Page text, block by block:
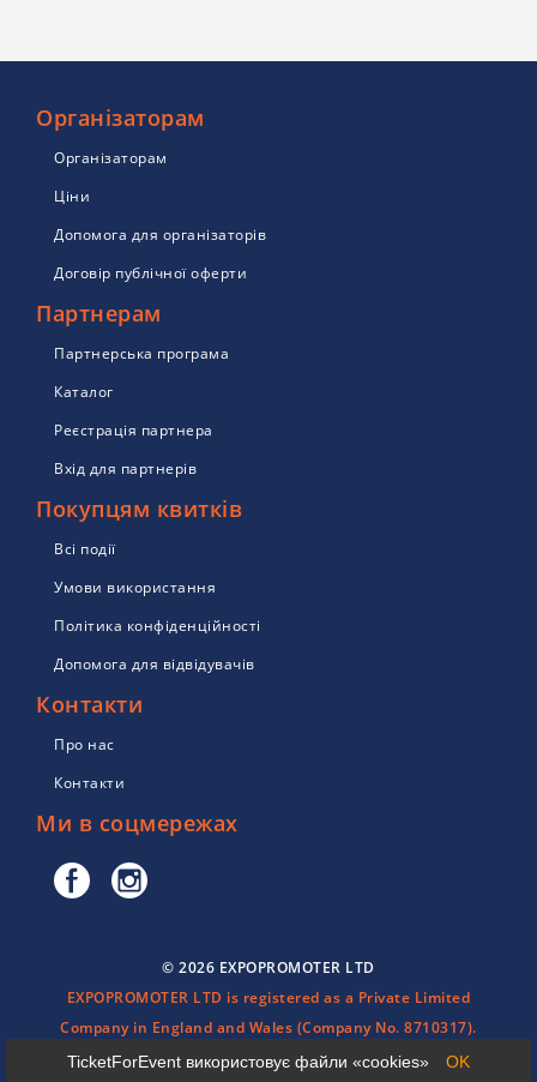
TicketForEvent використовує файли «cookies» OK
Організаторам
Організаторам
Ціни
Допомога для організаторів
Договір публічної оферти
Партнерам
Партнерська програма
Каталог
Реєстрація партнера
Вхід для партнерів
Покупцям квитків
Всі події
Умови використання
Політика конфіденційності
Допомога для відвідувачів
Контакти
Про нас
Контакти
Ми в соцмережах
© 2026 EXPOPROMOTER LTD
EXPOPROMOTER LTD is registered as a Private Limited
Company in England and Wales (Company No. 8710317).